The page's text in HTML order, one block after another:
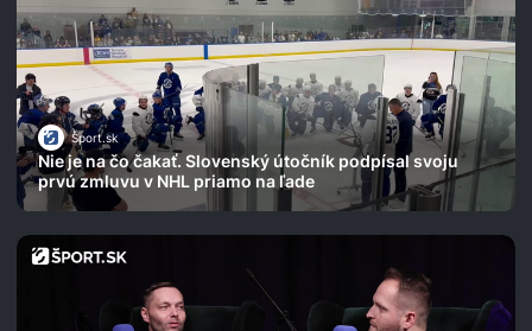
Šport.sk
Nie je na čo čakať. Slovenský útočník podpísal svoju
prvú zmluvu v NHL priamo na ľade